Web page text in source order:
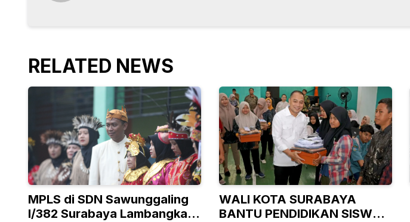
RELATED NEWS
MPLS di SDN Sawunggaling
I/382 Surabaya Lambangkan
WALI KOTA SURABAYA
BANTU PENDIDIKAN SISWA